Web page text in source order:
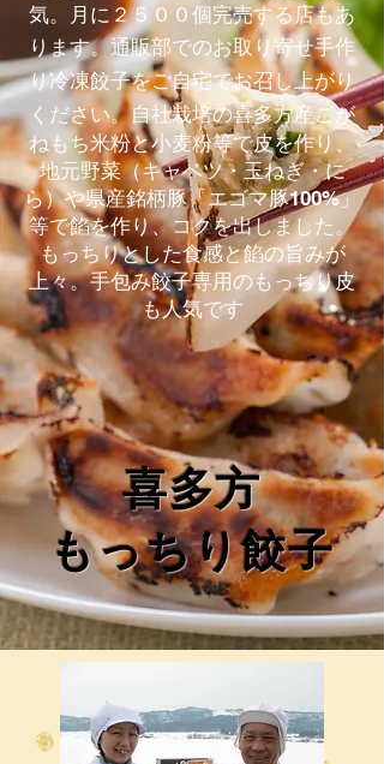
気。月に２５００個完売する店もあ
ります。通販部でのお取り寄せ手作
り冷凍餃子をご自宅でお召し上がり
ください。自社栽培の喜多方産こが
ねもち米粉と小麦粉等で皮を作り、
地元野菜（キャベツ・玉ねぎ・に
ら）や県産銘柄豚「エゴマ豚100%」
等で餡を作り、コクを出しました。
もっちりとした食感と餡の旨みが
上々。手包み餃子専用のもっちり皮
も人気です
喜多方
もっちり餃子